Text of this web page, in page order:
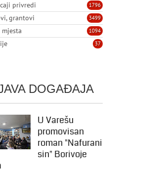
1796
privredi
3499
grantovi
1094
mjesta
37
DOGAĐAJA
U Varešu
promovisan
roman "Nafurani
sin" Borivoje